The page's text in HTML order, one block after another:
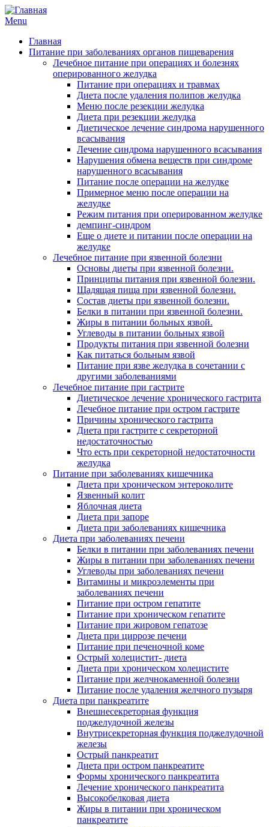
Menu
Главная
Питание при заболеваниях органов пищеварения
Лечебное питание при операциях и болезнях
оперированного желудка
Питание при операциях и травмах
Диета после удаления полипов желудка
Меню после резекции желудка
Диета при резекции желудка
Диетическое лечение синдрома нарушенного
всасывания
Лечение синдрома нарушенного всасывания
Нарушения обмена веществ при синдроме
нарушенного всасывания
Питание после операции на желудке
Примерное меню после операции на
желудке
Режим питания при оперированном желудке
демпинг-синдром
Еще о диете и питании после операции на
желудке
Лечебное питание при язвенной болезни
Основы диеты при язвенной болезни.
Принципы питания при язвенной болезни.
Щадящая пища при язвенной болезни.
Состав диеты при язвенной болезни.
Белки в питании при язвенной болезни.
Жиры в питании больных язвой.
Углеводы в питании больных язвой
Продукты питания при язвенной болезни
Как питаться больным язвой
Питание при язве желудка в сочетании с
другими заболеваниями
Лечебное питание при гастрите
Диетическое лечение хронического гастрита
Лечебное питание при остром гастрите
Причины хронического гастрита
Диета при гастрите с секреторной
недостаточностью
Что есть при секреторной недостаточности
желудка
Питание при заболеваниях кишечника
Диета при хроническом энтероколите
Язвенный колит
Яблочная диета
Диета при запоре
Диета при заболеваниях кишечника
Диета при заболеваниях печени
Белки в питании при заболеваниях печени
Жиры в питании при заболеваниях печени
Углеводы при заболеваниях печени
Витамины и микроэлементы при
заболеваниях печени
Питание при остром гепатите
Питание при хроническом гепатите
Питание при жировом гепатозе
Диета при циррозе печени
Питание при печеночной коме
Острый холецистит- диета
Диета при хроническом холецистите
Питание при желчнокаменной болезни
Питание после удаления желчного пузыря
Диета при панкреатите
Внешнесекреторная функция
поджелудочной железы
Внутрисекреторная функция поджелудочной
железы
Острый панкреатит
Диета при остром панкреатите
Формы хронического панкреатита
Лечение хронического панкреатита
Высокобелковая диета
Жиры в питании при хроническом
панкреатите